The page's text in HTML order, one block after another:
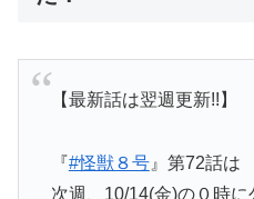
【最新話は翌週更新!!】
『#怪獣８号』第72話は
次週、10/14(金)の０時に